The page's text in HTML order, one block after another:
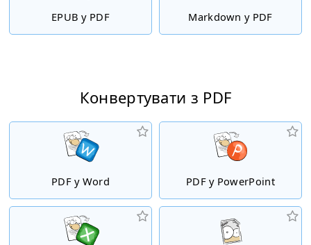
EPUB у PDF Markdown у PDF
Конвертувати з PDF
PDF у Word PDF у PowerPoint